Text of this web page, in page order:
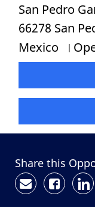
San Pedro
66278 San
Mexico
Share this
Share via
Share